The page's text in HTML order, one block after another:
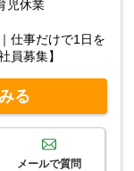
児休業
仕事だけで1日を
員募集】
る
メールで質問